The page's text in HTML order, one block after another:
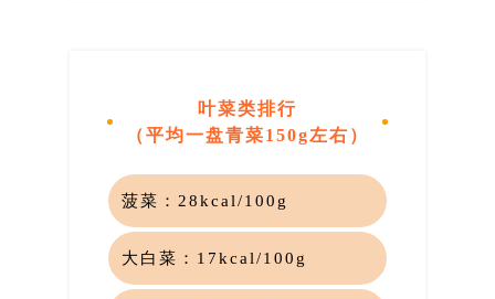
叶菜类排行
（平均一盘青菜150g左右）
菠菜： 28kcal/100g
大白菜： 17kcal/100g